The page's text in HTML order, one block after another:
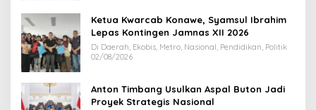
Ketua Kwarcab Konawe, Syamsul Ibrahim
Lepas Kontingen Jamnas XII 2026
Di Daerah, Ekobis, Metro, Nasional, Pendidikan, Politik
02/08/2026
Anton Timbang Usulkan Aspal Buton Jadi
Proyek Strategis Nasional